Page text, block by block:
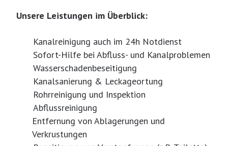
Unsere Leistungen im Überblick:
Kanalreinigung auch im 24h Notdienst
Sofort-Hilfe bei Abfluss- und Kanalproblemen
Wasserschadenbeseitigung
Kanalsanierung & Leckageortung
Rohrreinigung und Inspektion
Abflussreinigung
Entfernung von Ablagerungen und
Verkrustungen